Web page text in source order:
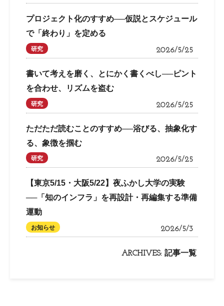
プロジェクト化のすすめ──仮説とスケジュール
で「終わり」を定める
2026/5/25
研究
書いて考えを磨く、とにかく書くべし──ピント
を合わせ、リズムを盗む
2026/5/25
研究
ただただ読むことのすすめ──浴びる、抽象化す
る、象徴を掴む
2026/5/25
研究
【東京5/15・大阪5/22】夜ふかし大学の実験
──「知のインフラ」を再設計・再編集する準備
運動
2026/5/3
お知らせ
ARCHIVES: 記事一覧